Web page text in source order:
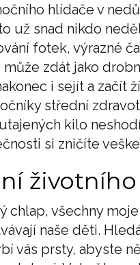
hlídače v
už snad nikdo
fotek, výrazné
zdát jako
i sejít a začít
střední
kilo
si zničíte
chlap, všechny
naše děti.
vás prsty, abyste